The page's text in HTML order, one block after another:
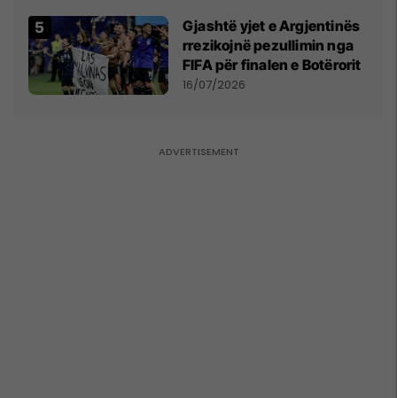
Gjashtë yjet e Argjentinës
rrezikojnë pezullimin nga
FIFA për finalen e Botërorit
16/07/2026